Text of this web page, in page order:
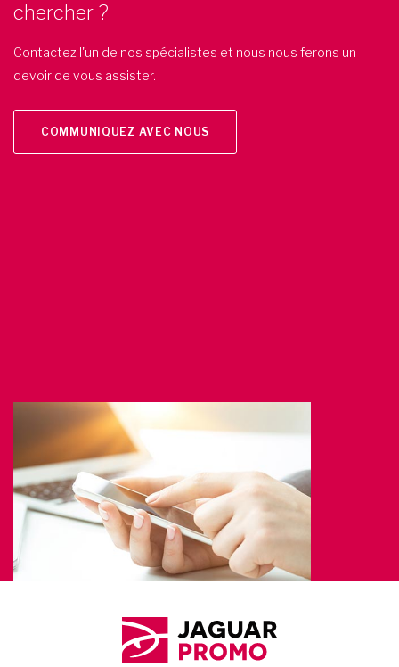
chercher ?
Contactez l'un de nos spécialistes et nous nous ferons un
devoir de vous assister.
COMMUNIQUEZ AVEC NOUS